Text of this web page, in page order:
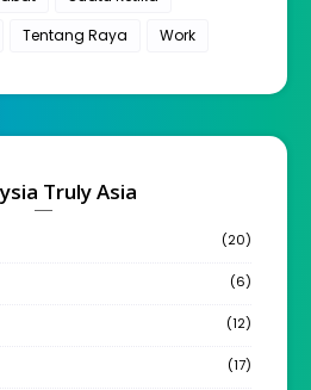
Tentang Raya Work
Truly Asia
(20)
(6)
(12)
(17)